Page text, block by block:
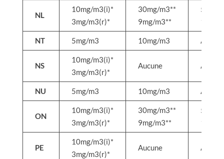
NL
10mg/m3(i)*
3mg/m3(r)*
30mg/m3**
9mg/m3**
50mg/
15mg/
NT 5mg/m3 10mg/m3
NS
10mg/m3(i)*
3mg/m3(r)*
Aucune
NU 5mg/m3 10mg/m3
ON
10mg/m3(i)*
3mg/m3(r)*
30mg/m3**
9mg/m3**
50mg/
15mg/
PE
10mg/m3(i)*
3mg/m3(r)*
Aucune